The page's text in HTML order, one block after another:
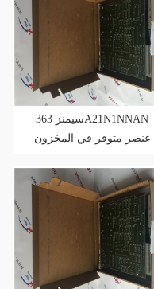
سيمنز 363A21N1NNAN
عنصر متوفر في المخزون